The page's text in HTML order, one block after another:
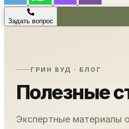
Задать вопрос
ГРИН ВУД · БЛОГ
Полезные
Экспертные материалы